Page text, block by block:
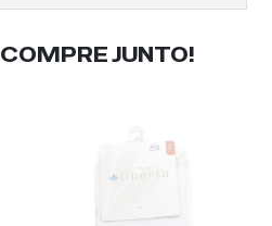
COMPRE JUNTO!